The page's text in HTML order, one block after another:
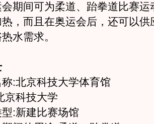
期间可为柔道、跆拳道比赛运
，而且在奥运会后，还可以供
水需求。
北京科技大学体育馆
科技大学
:新建比赛场馆